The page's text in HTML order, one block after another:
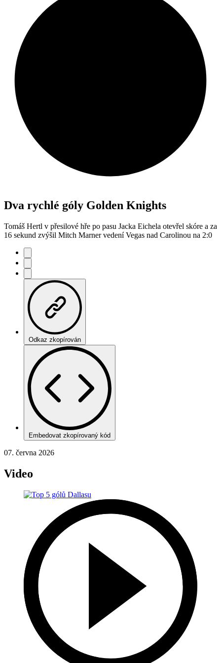
Dva rychlé góly Golden Knights
Tomáš Hertl v přesilové hře po pasu Jacka Eichela otevřel skóre a za
16 sekund zvýšil Mitch Marner vedení Vegas nad Carolinou na 2:0
Odkaz zkopírován
Embedovat zkopírovaný kód
07. června 2026
Video